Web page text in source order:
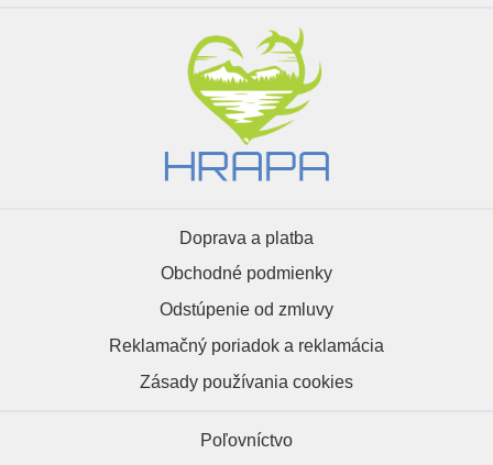
Doprava a platba
Obchodné podmienky
Odstúpenie od zmluvy
Reklamačný poriadok a reklamácia
Zásady používania cookies
Poľovníctvo